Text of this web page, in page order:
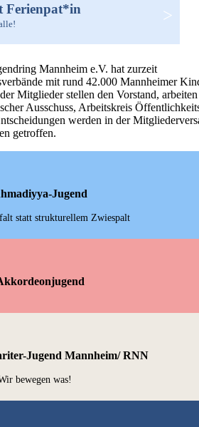
Ferienpat*in >
Mannheim e.V. hat zurzeit
mit rund 42.000 Mannheimer
Mitglieder stellen den Vorstand,
Ausschuss, Arbeitskreis
werden in der
getroffen.
Jugend
statt strukturellem Zwiespalt
Jugend Mannheim/ RNN
bewegen was!